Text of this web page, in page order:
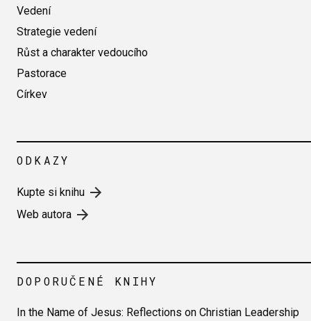
Vedení
Strategie vedení
Růst a charakter vedoucího
Pastorace
Církev
ODKAZY
Kupte si knihu
Web autora
DOPORUČENÉ KNIHY
In the Name of Jesus: Reflections on Christian Leadership